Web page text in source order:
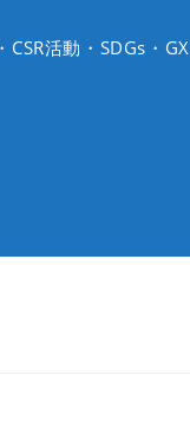
CSR活動・SDGs・GX